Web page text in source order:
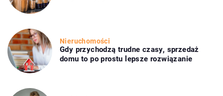
Nieruchomości
Gdy przychodzą trudne czasy, sprzedaż
domu to po prostu lepsze rozwiązanie